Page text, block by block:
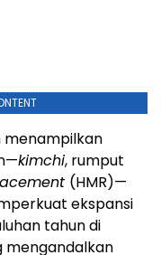
menampilkan
kimchi, rumput
(HMR)—
ekspansi
tahun di
mengandalkan